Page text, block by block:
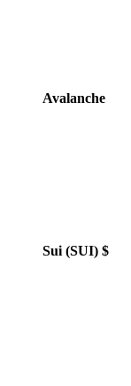
Avalanche
Sui (SUI) $